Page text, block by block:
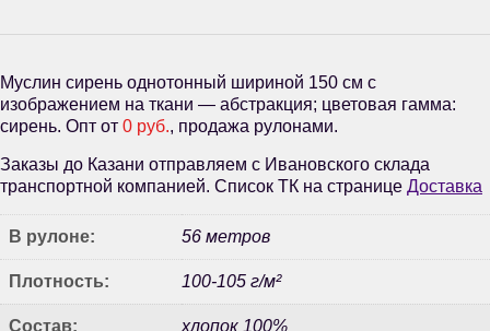
Муслин сирень однотонный шириной 150 см с
изображением на ткани — абстракция; цветовая гамма:
сирень. Опт от 0 руб., продажа рулонами.
Заказы до Казани отправляем с Ивановского склада
транспортной компанией. Список ТК на странице Доставка
В рулоне: 56 метров
Плотность: 100-105 г/м²
Состав: хлопок 100%